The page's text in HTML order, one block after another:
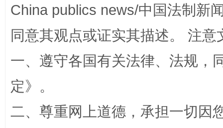
招工难、用工荒背后
China publics news/中国法制新
同意其观点或证实其描述。 注
一、遵守各国有关法律、法规，
定》。
二、尊重网上道德，承担一切因